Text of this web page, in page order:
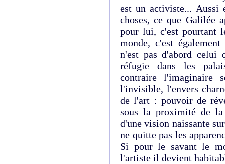
est un activiste...
choses, ce que Galilée
pour lui, c'est pourtant
monde, c'est
n'est pas d'abord celui
réfugie dans les
contraire l'imaginaire
l'invisible, l'envers
de l'art : pouvoir de
sous la proximité de la
d'une vision naissante
ne quitte pas les
Si pour le savant le
l'artiste il devient